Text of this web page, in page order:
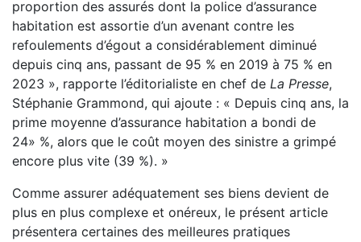
proportion des assurés dont la police d’assurance
habitation est assortie d’un avenant contre les
refoulements d’égout a considérablement diminué
depuis cinq ans, passant de 95 % en 2019 à 75 % en
2023 », rapporte l’éditorialiste en chef de La Presse,
Stéphanie Grammond, qui ajoute : « Depuis cinq ans, la
prime moyenne d’assurance habitation a bondi de
24» %, alors que le coût moyen des sinistre a grimpé
encore plus vite (39 %). »
Comme assurer adéquatement ses biens devient de
plus en plus complexe et onéreux, le présent article
présentera certaines des meilleures pratiques